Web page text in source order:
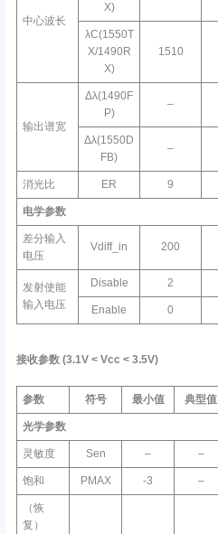
中心波长
X)
λC(1550T
X/1490R
X)
1510
输出谱宽
Δλ(1490F
P)
–
Δλ(1550D
FB)
–
消光比 ER 9
电学参数
差分输入
电压
Vdiff_in 200
发射使能
输入电压
Disable 2
Enable 0
接收参数 (3.1V <Vcc < 3.5V)
参数 符号 最小值 典型值
光学参数
灵敏度 Sen – –
饱和 PMAX -3 –
（恢
复）